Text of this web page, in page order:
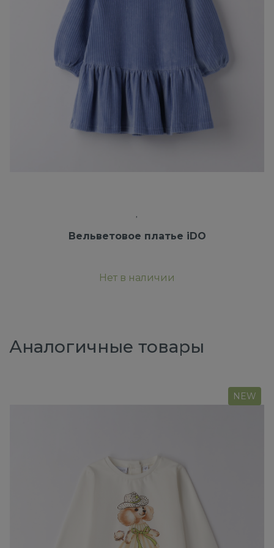
Вельветовое платье iDO
Нет в наличии
Аналогичные товары
NEW